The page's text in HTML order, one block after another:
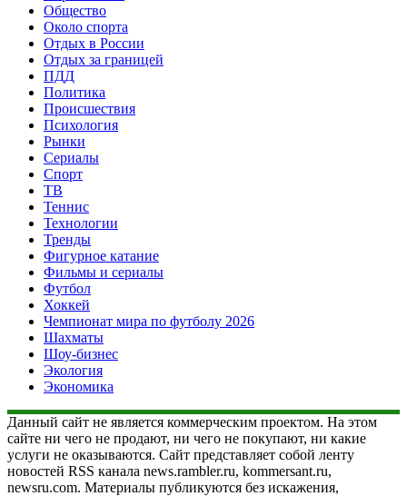
Общество
Около спорта
Отдых в России
Отдых за границей
ПДД
Политика
Происшествия
Психология
Рынки
Сериалы
Спорт
ТВ
Теннис
Технологии
Тренды
Фигурное катание
Фильмы и сериалы
Футбол
Хоккей
Чемпионат мира по футболу 2026
Шахматы
Шоу-бизнес
Экология
Экономика
Данный сайт не является коммерческим проектом. На этом
сайте ни чего не продают, ни чего не покупают, ни какие
услуги не оказываются. Сайт представляет собой ленту
новостей RSS канала news.rambler.ru, kommersant.ru,
newsru.com. Материалы публикуются без искажения,